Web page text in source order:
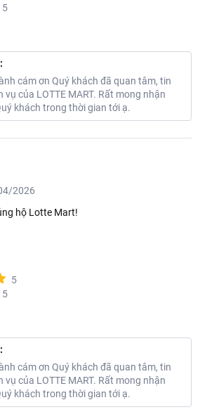
5
cám ơn Quý khách đã quan tâm, tin
của LOTTE MART. Rất mong nhận
khách trong thời gian tới ạ.
2026
hộ Lotte Mart!
5
5
cám ơn Quý khách đã quan tâm, tin
của LOTTE MART. Rất mong nhận
khách trong thời gian tới ạ.